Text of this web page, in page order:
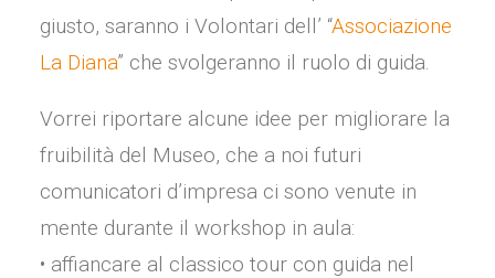
giusto, saranno i Volontari dell’ “Associazione
La Diana” che svolgeranno il ruolo di guida.
Vorrei riportare alcune idee per migliorare la
fruibilità del Museo, che a noi futuri
comunicatori d’impresa ci sono venute in
mente durante il workshop in aula:
• affiancare al classico tour con guida nel